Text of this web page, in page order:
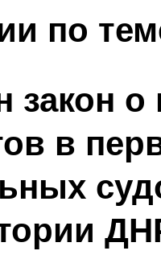
по
закон о
в